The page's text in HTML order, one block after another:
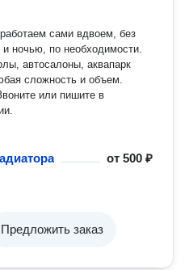
сами вдвоем, без
автосалоны, аквапарк
сложность и объем.
от500 ₽
Предложить заказ